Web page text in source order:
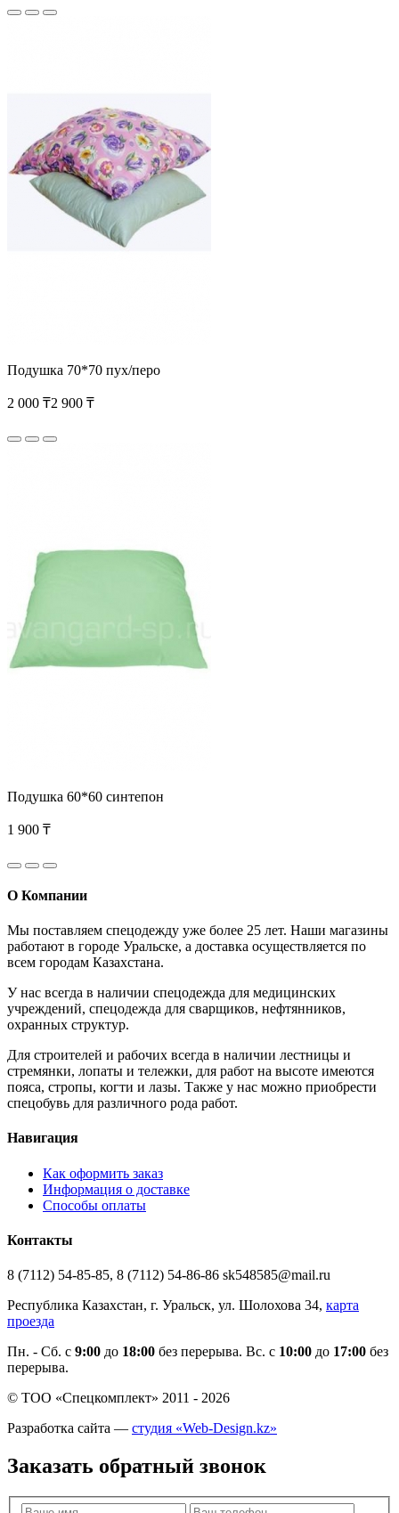
Подушка 70*70 пух/перо
2 000 ₸2 900 ₸
Подушка 60*60 синтепон
1 900 ₸
О Компании
Мы поставляем спецодежду уже более 25 лет. Наши магазины
работают в городе Уральске, а доставка осуществляется по
всем городам Казахстана.
У нас всегда в наличии спецодежда для медицинских
учреждений, спецодежда для сварщиков, нефтянников,
охранных структур.
Для строителей и рабочих всегда в наличии лестницы и
стремянки, лопаты и тележки, для работ на высоте имеются
пояса, стропы, когти и лазы. Также у нас можно приобрести
спецобувь для различного рода работ.
Навигация
Как оформить заказ
Информация о доставке
Способы оплаты
Контакты
8 (7112) 54-85-85, 8 (7112) 54-86-86 sk548585@mail.ru
Республика Казахстан, г. Уральск, ул. Шолохова 34, карта
проезда
Пн. - Cб. с 9:00 до 18:00 без перерыва. Вс. с 10:00 до 17:00 без
перерыва.
© ТОО «Спецкомплект» 2011 - 2026
Разработка сайта — студия «Web-Design.kz»
Заказать обратный звонок